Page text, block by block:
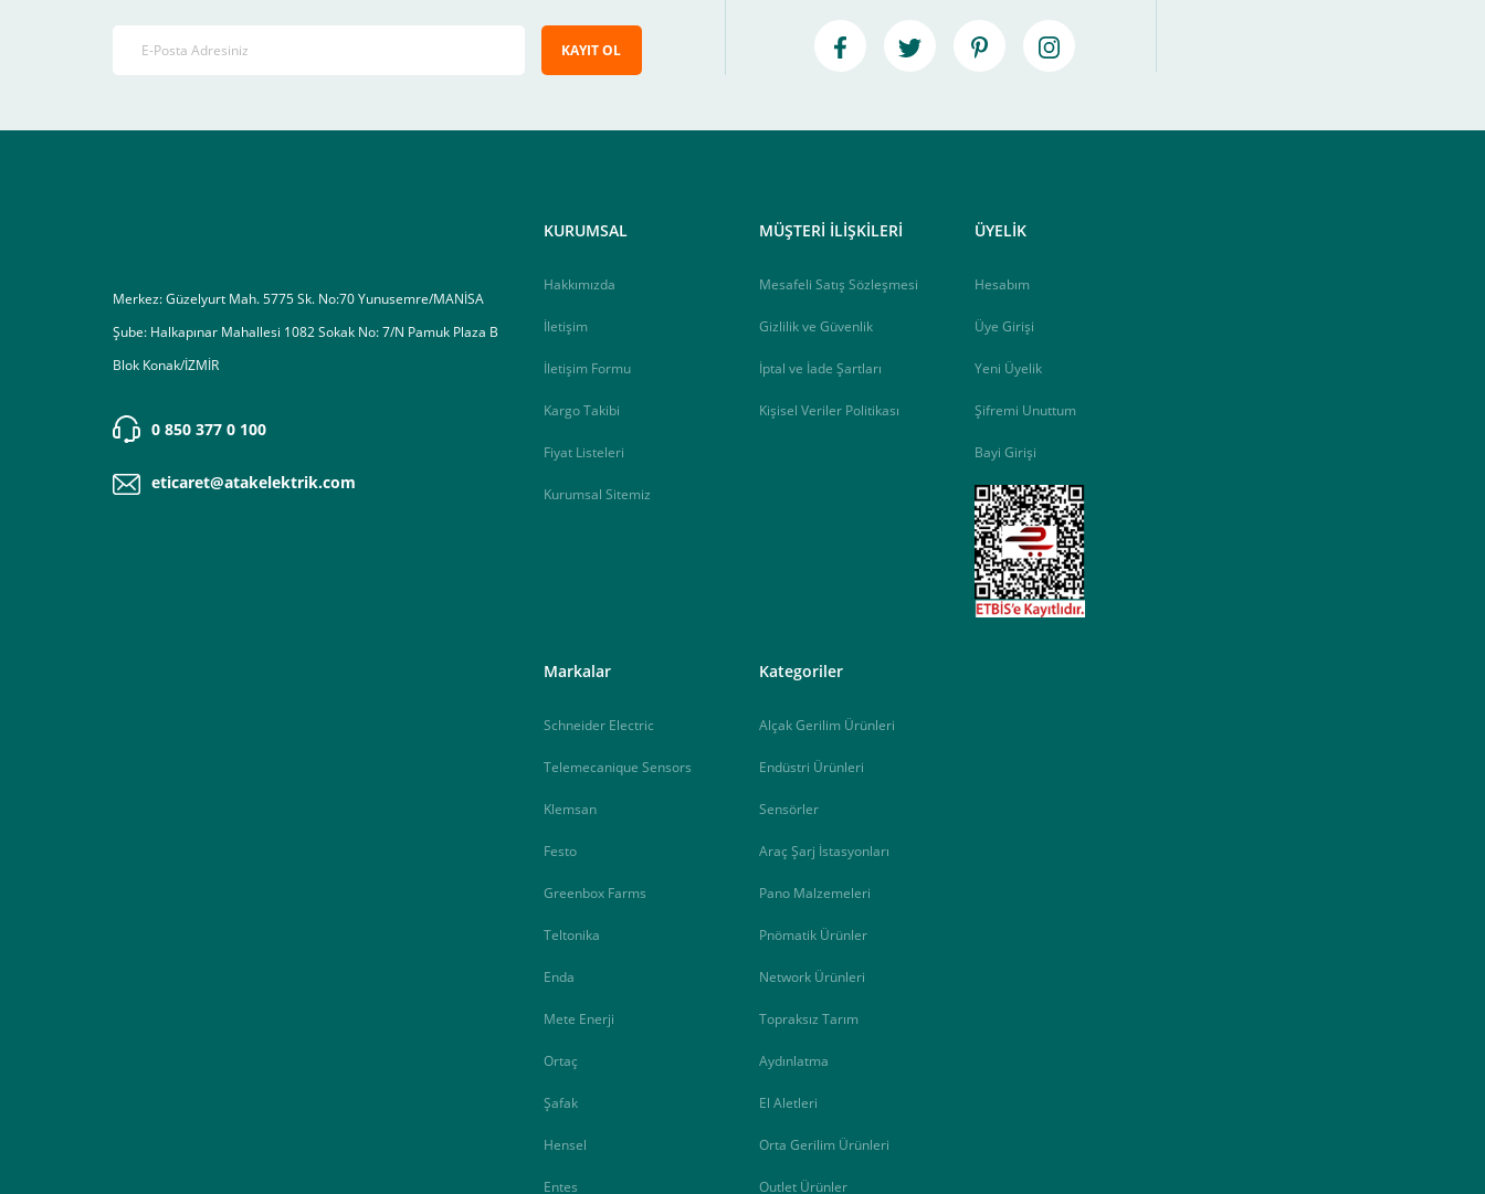
4-Son olarak siparişi vermiş olduğunuz e-posta adresinize ileteceğimiz link üzerinden tıklayarak 3D Secure güvenli ödeme ile ödemenizi tamamlayabilirsiniz ,
KAYIT OL
Merkez: Güzelyurt Mah. 5775 Sk. No:70 Yunusemre/MANİSA
Şube: Halkapınar Mahallesi 1082 Sokak No: 7/N Pamuk Plaza B
Blok Konak/İZMİR
0 850 377 0 100
eticaret@atakelektrik.com
KURUMSAL
Hakkımızda
İletişim
İletişim Formu
Kargo Takibi
Fiyat Listeleri
Kurumsal Sitemiz
MÜŞTERİ İLİŞKİLERİ
Mesafeli Satış Sözleşmesi
Gizlilik ve Güvenlik
İptal ve İade Şartları
Kişisel Veriler Politikası
ÜYELİK
Hesabım
Üye Girişi
Yeni Üyelik
Şifremi Unuttum
Bayi Girişi
Markalar
Schneider Electric
Telemecanique Sensors
Klemsan
Festo
Greenbox Farms
Teltonika
Enda
Mete Enerji
Ortaç
Şafak
Hensel
Entes
Kategoriler
Alçak Gerilim Ürünleri
Endüstri Ürünleri
Sensörler
Araç Şarj İstasyonları
Pano Malzemeleri
Pnömatik Ürünler
Network Ürünleri
Topraksız Tarım
Aydınlatma
El Aletleri
Orta Gerilim Ürünleri
Outlet Ürünler